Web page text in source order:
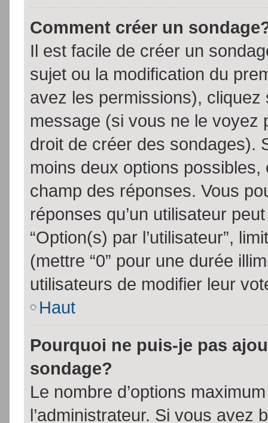
Comment créer un
Il est facile de créer un
sujet ou la modification du
avez les permissions), cliquez
message (si vous ne le voyez
droit de créer des sondages).
moins deux options
champ des réponses. Vous
réponses qu’un utilisateur
“Option(s) par l’utilisateur”,
(mettre “0” pour une durée
utilisateurs de modifier leur
Haut
Pourquoi ne puis-je pas
sondage?
Le nombre d’options
l’administrateur. Si vous avez